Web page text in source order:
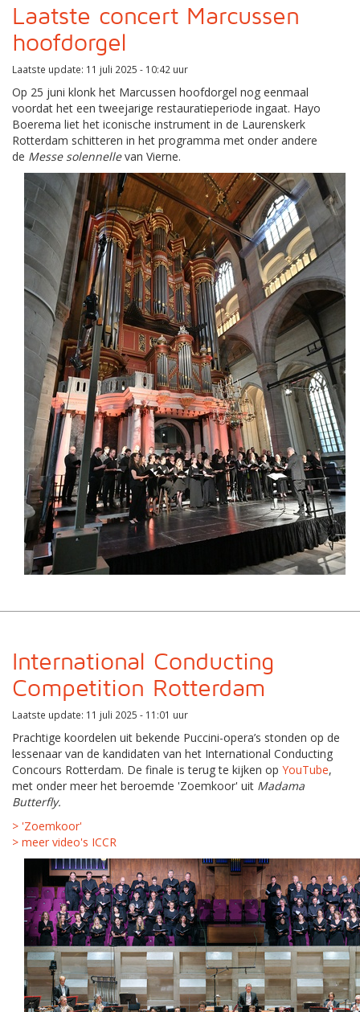
Laatste concert Marcussen
hoofdorgel
Laatste update: 11 juli 2025 - 10:42 uur
Op 25 juni klonk het Marcussen hoofdorgel nog eenmaal
voordat het een tweejarige restauratieperiode ingaat. Hayo
Boerema liet het iconische instrument in de Laurenskerk
Rotterdam schitteren in het programma met onder andere
de Messe solennellevan Vierne.
International Conducting
Competition Rotterdam
Laatste update: 11 juli 2025 - 11:01 uur
Prachtige koordelen uit bekende Puccini-opera’s stonden op de
lessenaar van de kandidaten van het International Conducting
Concours Rotterdam. De finale is terug te kijken op YouTube,
met onder meer het beroemde 'Zoemkoor' uit Madama
Butterfly.
> 'Zoemkoor'
> meer video's ICCR